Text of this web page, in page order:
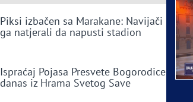
Piksi izbačen sa Marakane: Navijači
ga natjerali da napusti stadion
Ispraćaj Pojasa Presvete Bogorodice
danas iz Hrama Svetog Save